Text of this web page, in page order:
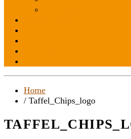
Home
/ Taffel_Chips_logo